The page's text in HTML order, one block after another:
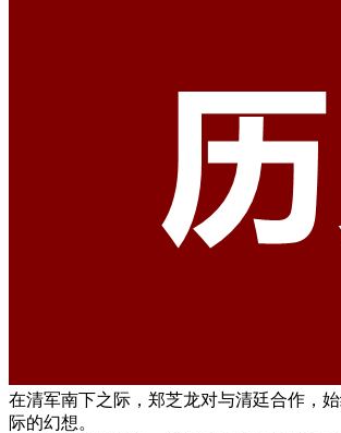
在清军南下之际，郑芝龙对与清廷合作，
际的幻想。